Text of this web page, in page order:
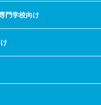
門学校向け